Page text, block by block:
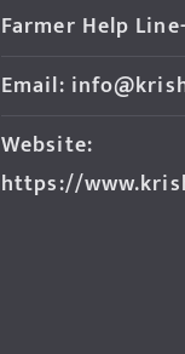
Farmer Help
Email:
Website:
https://